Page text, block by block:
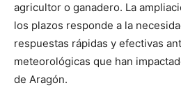
agricultor o ganadero. La
los plazos responde a la
respuestas rápidas y efectivas
meteorológicas que han
de Aragón.